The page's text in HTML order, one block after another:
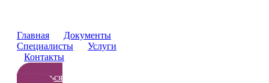
Главная
Документы
Специалисты
Услуги
Контакты
Записаться